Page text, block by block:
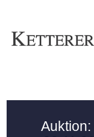
Auktion: